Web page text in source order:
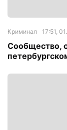
Криминал 17:51,
Сообщество,